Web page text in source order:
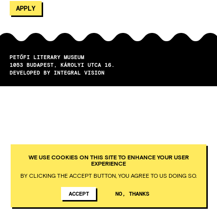
PETŐFI LITERARY MUSEUM
1053
BUDAPEST
KÁROLYI UTCA 16.
DEVELOPED BY INTEGRAL VISION
WE USE COOKIES ON THIS SITE TO ENHANCE YOUR USER
EXPERIENCE
BY CLICKING THE ACCEPT BUTTON, YOU AGREE TO US DOING SO.
ACCEPT NO, THANKS